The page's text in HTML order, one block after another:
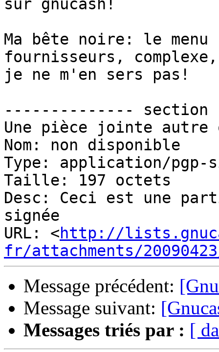
sur gnucash!
Ma bête noire: le
fournisseurs,
je ne m'en sers pas!
-------------- section
Une pièce jointe
Nom: non disponible
Type: application/pgp-
Taille: 197 octets
Desc: Ceci est une
signée
URL: <http://
fr/attachments/
Message précédent:
Message suivant:
Messages triés par : [